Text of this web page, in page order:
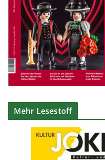
Mehr Lesestoff